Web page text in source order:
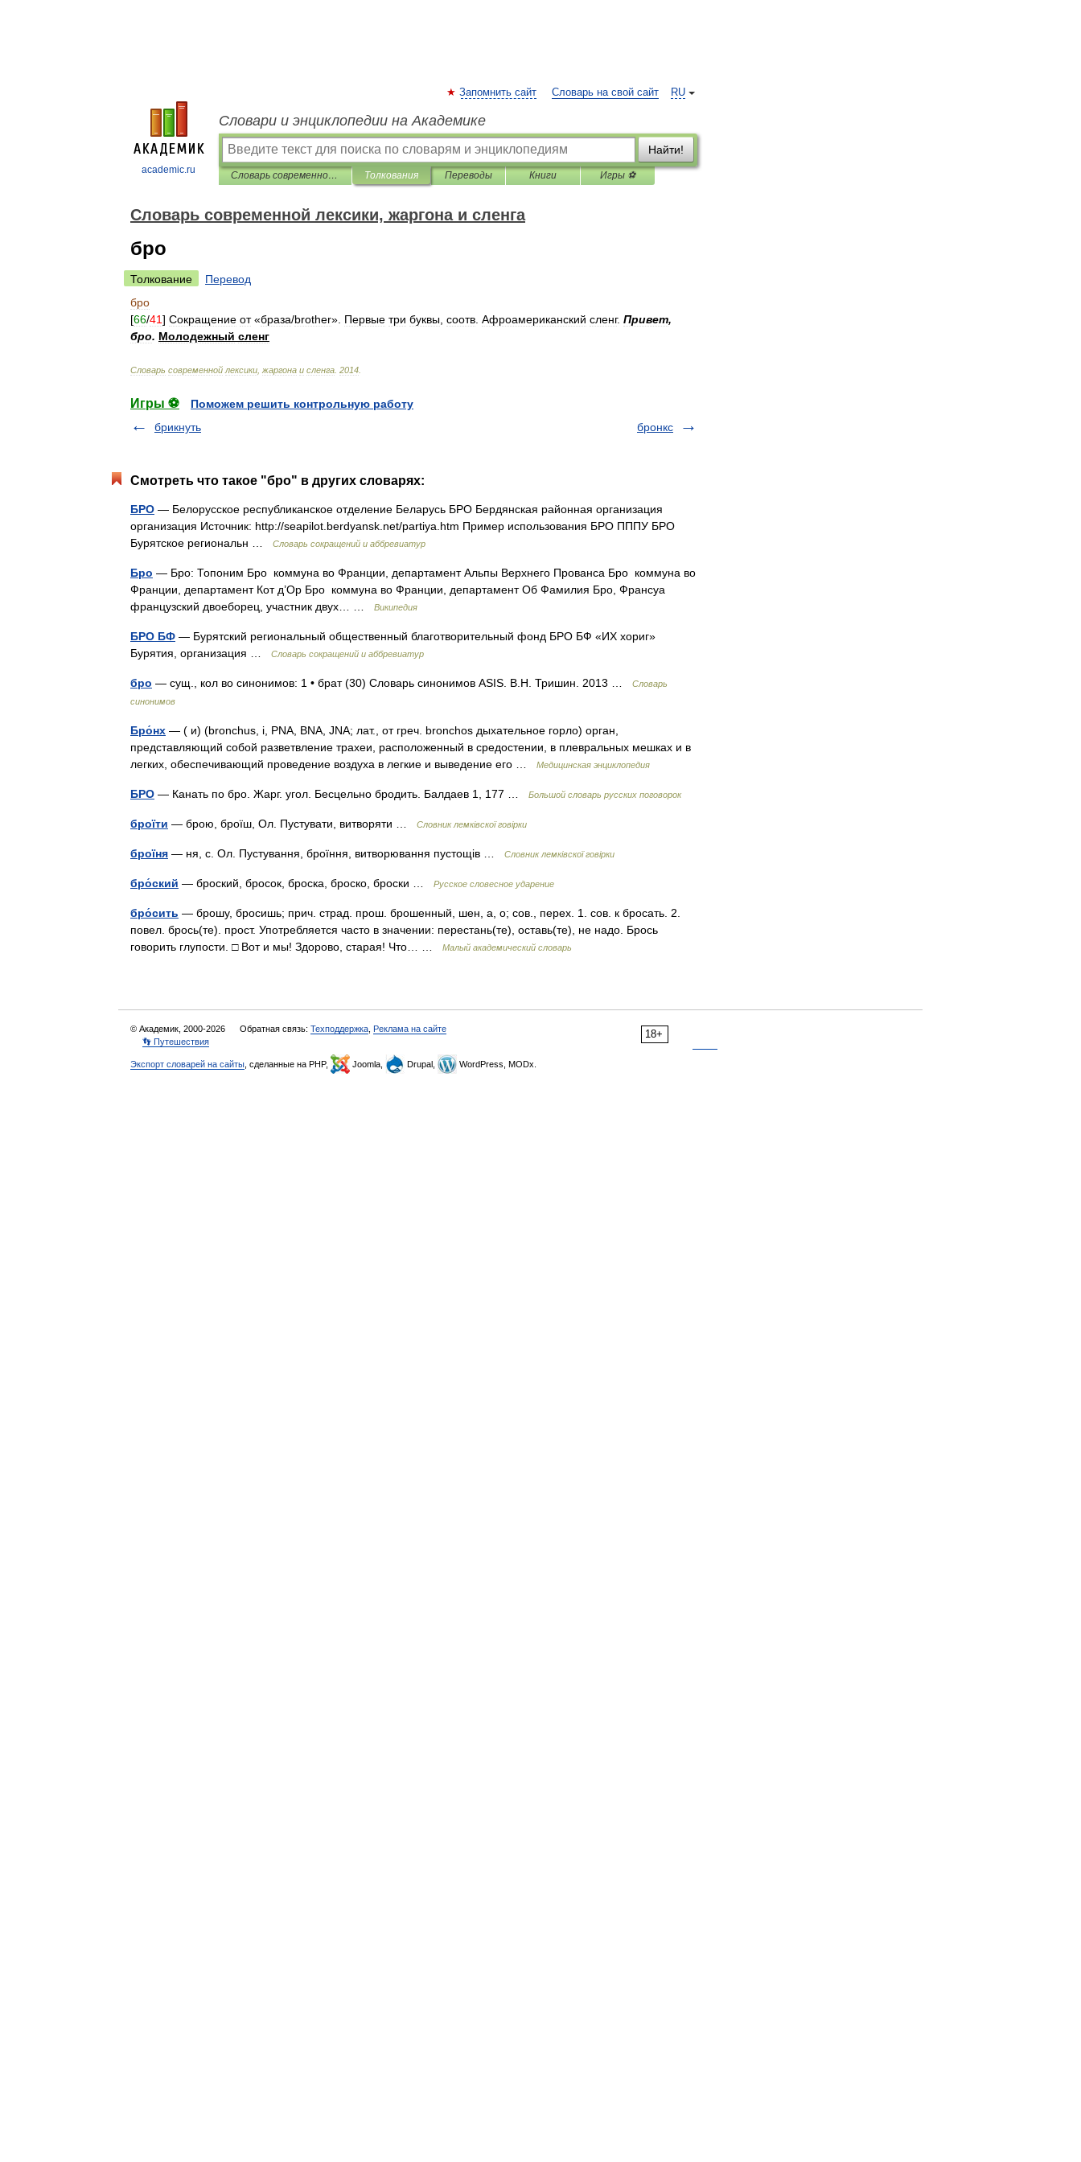
academic.ru
RU
Запомнить сайт Словарь на свой сайт
Словари и энциклопедии на Академике
Найти!
Cловарь современной лексики, жаргона и сленга Толкования Переводы Книги Игры ⚽
Cловарь современной лексики, жаргона и сленга
бро
Толкование
Перевод
бро
[66/41] Сокращение от«браза/brother». Первые три буквы соотв Афроамериканский сленг. Привет,
бро. Молодежный сленг
Cловарь современной лексики жаргона и сленга 2014
Игры ⚽
Поможем решить контрольную работу
брикнуть
бронкс
Смотреть что такое "бро" в других словарях:
БРО — Белорусское республиканское отделение Беларусь БРО Бердянская районная организация
организация Источник: http://seapilot.berdyansk.net/partiya.htm Пример использования БРО ПППУ БРО
Бурятское региональн …
Словарь сокращений и аббревиатур
Бро — Бро: Топоним Бро коммуна во Франции, департамент Альпы Верхнего Прованса Бро коммуна во
Франции, департамент Кот д’Ор Бро коммуна во Франции, департамент Об Фамилия Бро, Франсуа
французский двоеборец, участник двух… …
Википедия
БРО БФ — Бурятский региональный общественный благотворительный фонд БРО БФ «ИХ хориг»
Бурятия, организация …
Словарь сокращений и аббревиатур
бро — сущ., кол во синонимов: 1 • брат (30) Словарь синонимов ASIS. В.Н. Тришин. 2013 …
Словарь
синонимов
Бро́нх — ( и) (bronchus, i, PNA, BNA, JNA; лат., от греч. bronchos дыхательное горло) орган,
представляющий собой разветвление трахеи, расположенный в средостении, в плевральных мешках и в
легких, обеспечивающий проведение воздуха в легкие и выведение его …
Медицинская энциклопедия
БРО — Канать по бро. Жарг. угол. Бесцельно бродить. Балдаев 1, 177 … Большой словарь русских поговорок
броїти — брою, броїш, Ол. Пустувати, витворяти … Словник лемківскої говірки
броїня — ня, с. Ол. Пустування, броїння, витворювання пустощів … Словник лемківскої говірки
бро́ский — броский, бросок, броска, броско, броски … Русское словесное ударение
бро́сить — брошу, бросишь; прич. страд. прош. брошенный, шен, а, о; сов., перех. 1. сов. к бросать. 2.
повел. брось(те). прост. Употребляется часто в значении: перестань(те), оставь(те), не надо. Брось
говорить глупости. □ Вот и мы! Здорово, старая! Что… …
Малый академический словарь
18+
© Академик, 2000-2026 Обратная связь: Техподдержка Реклама на сайте
👣 Путешествия
Экспорт словарей на сайты , сделанные на PHP, Joomla, Drupal, WordPress, MODx.